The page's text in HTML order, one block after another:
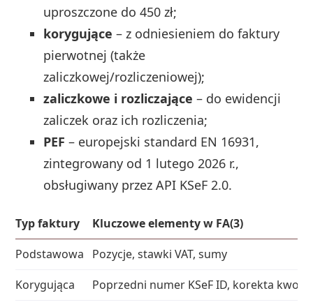
uproszczone do 450 zł;
korygujące – z odniesieniem do faktury
pierwotnej (także
zaliczkowej/rozliczeniowej);
zaliczkowe i rozliczające – do ewidencji
zaliczek oraz ich rozliczenia;
PEF – europejski standard EN 16931,
zintegrowany od 1 lutego 2026 r.,
obsługiwany przez API KSeF 2.0.
Typ faktury Kluczowe elementy w FA(3)
Podstawowa
Pozycje, stawki VAT, sumy
Korygująca
Poprzedni numer KSeF ID, korekta kwot